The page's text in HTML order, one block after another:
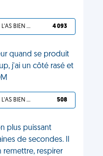
TU L'AS BIEN MÉRITÉ 4 093
quand se produit
j'ai un côté rasé et
TU L'AS BIEN MÉRITÉ 508
plus puissant
de secondes. Il
remettre, respirer